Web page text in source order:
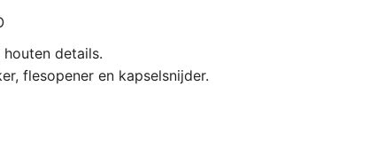
details.
flesopener en kapselsnijder.